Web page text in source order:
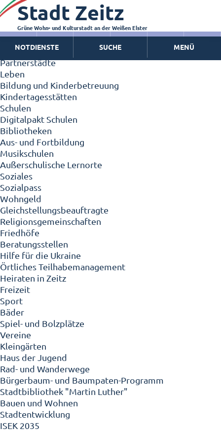
Zeitz - Die Kleinstadt
Willkommen in Zeitz!
Interview mit Oberbürgermeister Christian Thieme
Zeitz - Stadt der Zukunft
Ortschaften
Partnerstädte
Leben
Bildung und Kinderbetreuung
Kindertagesstätten
Schulen
Digitalpakt Schulen
Bibliotheken
Aus- und Fortbildung
Musikschulen
Außerschulische Lernorte
Soziales
Sozialpass
Wohngeld
Gleichstellungsbeauftragte
Religionsgemeinschaften
Friedhöfe
Beratungsstellen
Hilfe für die Ukraine
Örtliches Teilhabemanagement
Heiraten in Zeitz
Freizeit
Sport
Bäder
Spiel- und Bolzplätze
Vereine
Kleingärten
Haus der Jugend
Rad- und Wanderwege
Bürgerbaum- und Baumpaten-Programm
Stadtbibliothek "Martin Luther"
Bauen und Wohnen
Stadtentwicklung
ISEK 2035
Stadt Zeitz
Grüne Wohn- und Kulturstadt an der Weißen Elster
NOTDIENSTE SUCHE MENÜ